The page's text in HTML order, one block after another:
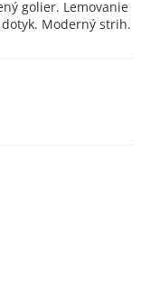
golier. Lemovanie
Moderný strih.